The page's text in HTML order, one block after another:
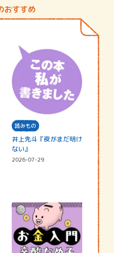
おすすめ
読みもの
井上先斗『夜がまだ明け
ない』
2026-07-29